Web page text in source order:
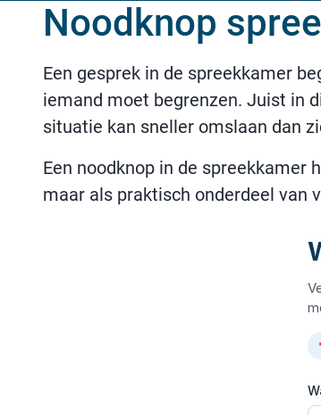
Noodknop
Een gesprek in de spreekkamer
iemand moet begrenzen. Juist in
situatie kan sneller omslaan dan
Een noodknop in de
maar als praktisch onderdeel van